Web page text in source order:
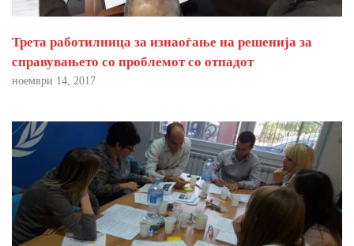
Трета работилница за изнаоѓање на решенија за
справувањето со проблемот со отпадот
ноември 14, 2017